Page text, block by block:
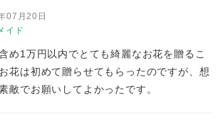
07月20日
イド
め1万円以内でとても綺麗なお花を贈るこ
花は初めて贈らせてもらったのですが、想
敵でお願いしてよかったです。